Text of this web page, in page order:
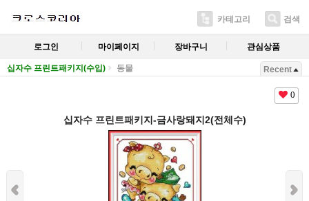
카테고리 검색
로그인 마이페이지 장바구니 관심상품
십자수 프린트패키지(수입) 동물 Recent
0
십자수 프린트패키지-금사랑돼지2(전체수)